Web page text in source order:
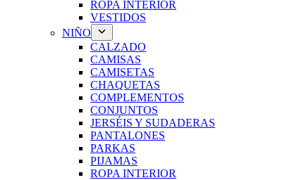
ROPA INTERIOR
VESTIDOS
NIÑO
CALZADO
CAMISAS
CAMISETAS
CHAQUETAS
COMPLEMENTOS
CONJUNTOS
JERSÉIS Y SUDADERAS
PANTALONES
PARKAS
PIJAMAS
ROPA INTERIOR